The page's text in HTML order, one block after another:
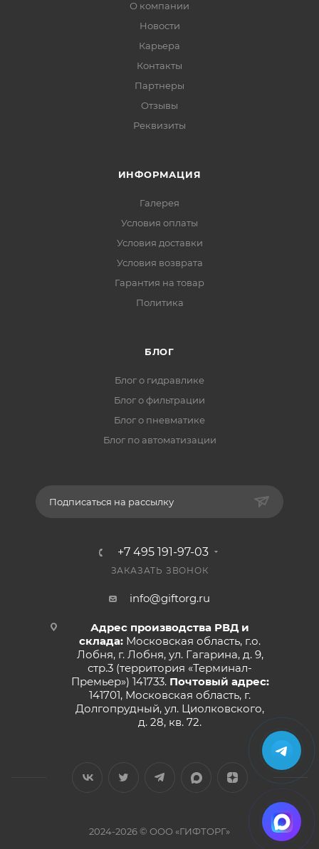
О компании
Новости
Карьера
Контакты
Партнеры
Отзывы
Реквизиты
ИНФОРМАЦИЯ
Галерея
Условия оплаты
Условия доставки
Условия возврата
Гарантия на товар
Политика
БЛОГ
Блог о гидравлике
Блог о фильтрации
Блог о пневматике
Блог по автоматизации
Подписаться на рассылку
+7 495 191-97-03
ЗАКАЗАТЬ ЗВОНОК
info@giftorg.ru
Адрес производства РВД и
склада: Московская область, г.о.
Лобня, г. Лобня, ул. Гагарина, д. 9,
стр.3 (территория «Терминал-
Премьер») 141733. Почтовый адрес:
141701, Московская область, г.
Долгопрудный, ул. Циолковского,
д. 28, кв. 72.
2024-2026 © ООО «ГИФТОРГ»